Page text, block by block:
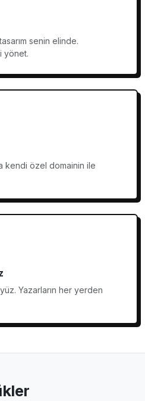
senin elinde.
yönet.
kendi özel domainin ile
Yazarların her yerden